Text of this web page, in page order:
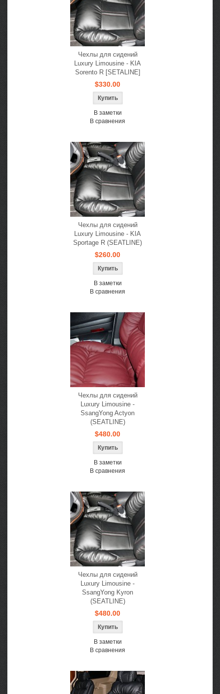
Чехлы для сидений
Luxury Limousine - KIA
Sorento R [SETALINE]
$330.00
В заметки
В сравнения
Чехлы для сидений
Luxury Limousine - KIA
Sportage R (SEATLINE)
$260.00
В заметки
В сравнения
Чехлы для сидений
Luxury Limousine -
SsangYong Actyon
(SEATLINE)
$480.00
В заметки
В сравнения
Чехлы для сидений
Luxury Limousine -
SsangYong Kyron
(SEATLINE)
$480.00
В заметки
В сравнения